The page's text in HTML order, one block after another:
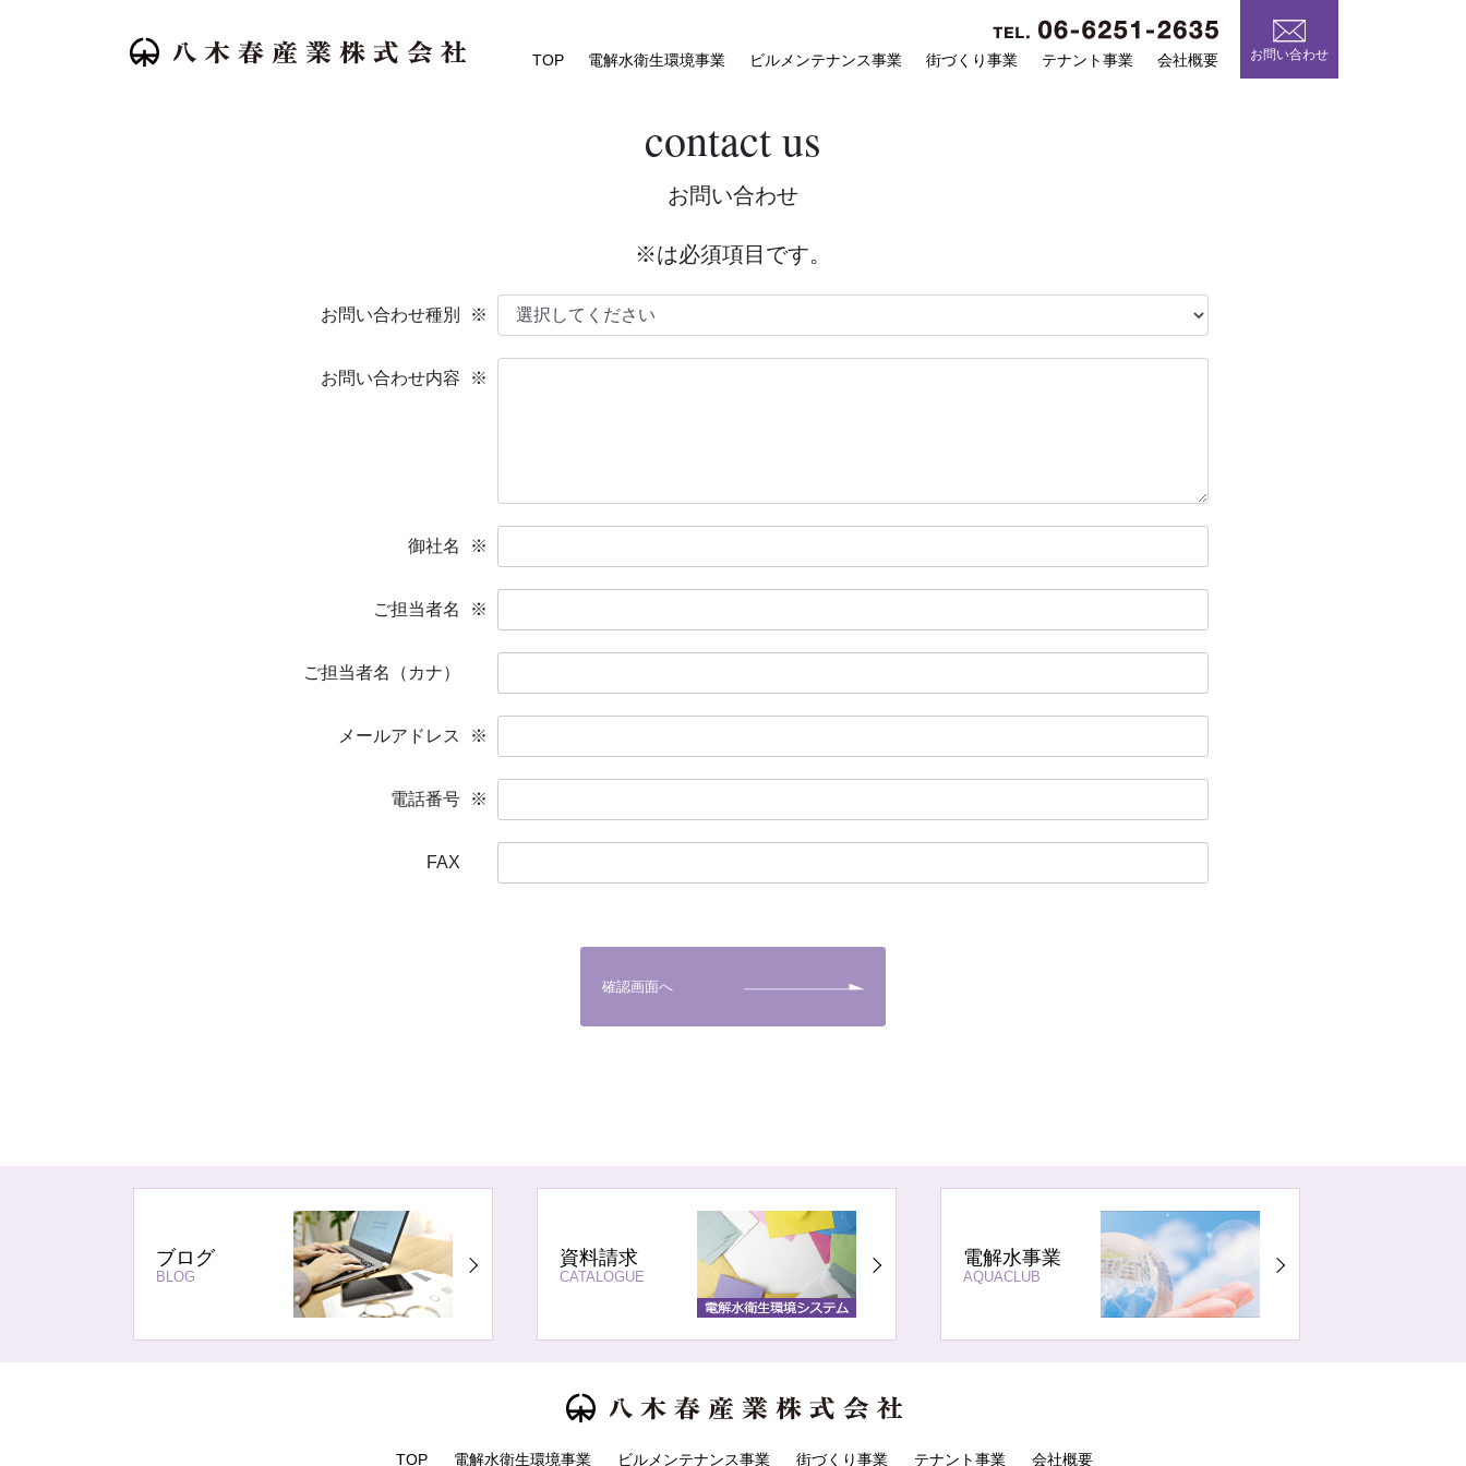
TOP 電解水衛生環境事業 ビルメンテナンス事業 街づくり事業 テナント事業 会社概要 お問い合わせ
contact us
お問い合わせ
※は必須項目です。
お問い合わせ種別
お問い合わせ内容
御社名
ご担当者名
ご担当者名（カナ）
メールアドレス
電話番号
FAX
ブログ
BLOG
資料請求
CATALOGUE
電解水事業
AQUACLUB
TOP 電解水衛生環境事業 ビルメンテナンス事業 街づくり事業 テナント事業 会社概要